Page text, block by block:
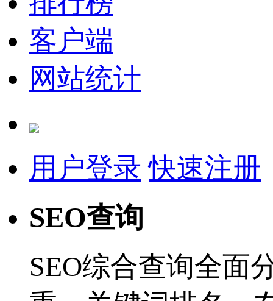
客户端
网站统计
用户登录 快速注册
SEO查询
SEO综合查询全面